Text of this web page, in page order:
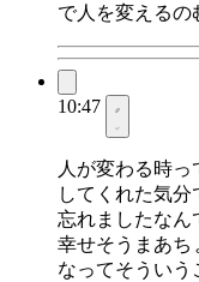
で人を変えるの
10:47
人が変わる時
してくれた気
忘れましたなん
幸せそうまあち
なってそういう